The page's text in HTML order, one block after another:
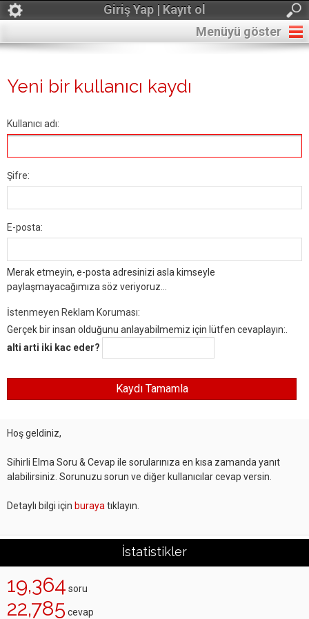
Giriş Yap | Kayıt ol
Menüyü göster
Yeni bir kullanıcı kaydı
Kullanıcı adı:
Şifre:
E-posta:
Merak etmeyin, e-posta adresinizi asla kimseyle
paylaşmayacağımıza söz veriyoruz...
İstenmeyen Reklam Koruması:
Gerçek bir insan olduğunu anlayabilmemiz için lütfen cevaplayın:.
alti arti iki kac eder?
Hoş geldiniz,
Sihirli Elma Soru & Cevap ile sorularınıza en kısa zamanda yanıt
alabilirsiniz. Sorunuzu sorun ve diğer kullanıcılar cevap versin.
Detaylı bilgi için buraya tıklayın.
İstatistikler
19,364 soru
22,785 cevap